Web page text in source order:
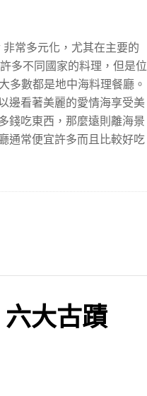
常多元化，尤其在主要的
多不同國家的料理，但是位
多數都是地中海料理餐廳。
邊看著美麗的愛情海享受美
錢吃東西，那麼遠則離海景
通常便宜許多而且比較好吃
大古蹟